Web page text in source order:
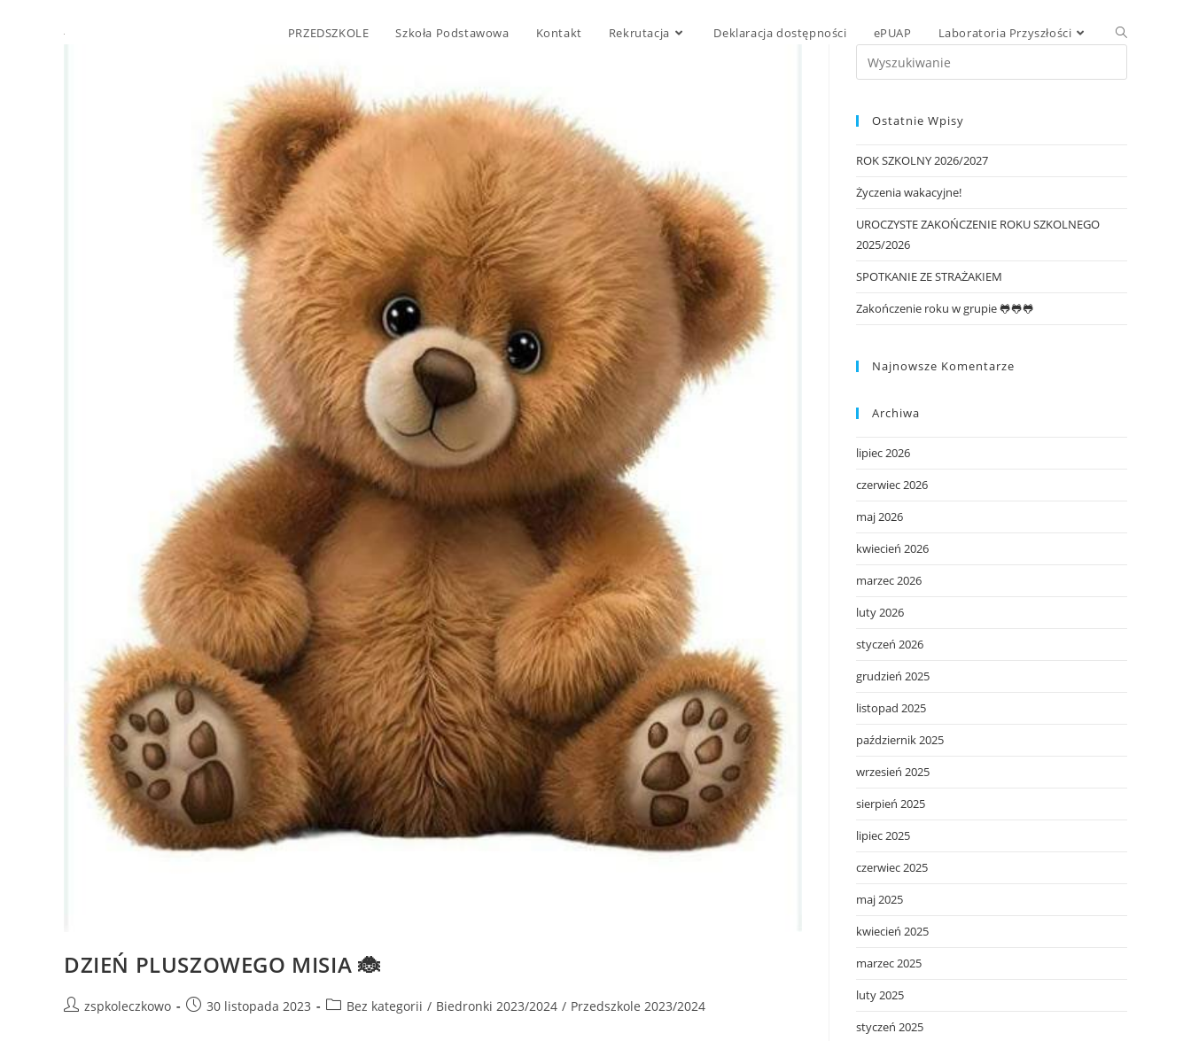
PRZEDSZKOLE Szkoła Podstawowa Kontakt Rekrutacja Deklaracja dostępności ePUAP Laboratoria Przyszłości
DZIEŃ PLUSZOWEGO MISIA 🐞
zspkoleczkowo 30 listopada 2023 Bez kategorii / Biedronki 2023/2024 / Przedszkole 2023/2024
Ostatnie Wpisy
ROK SZKOLNY 2026/2027
Życzenia wakacyjne!
UROCZYSTE ZAKOŃCZENIE ROKU SZKOLNEGO
2025/2026
SPOTKANIE ZE STRAŻAKIEM
Zakończenie roku w grupie 🐸🐸🐸
Najnowsze Komentarze
Archiwa
lipiec 2026
czerwiec 2026
maj 2026
kwiecień 2026
marzec 2026
luty 2026
styczeń 2026
grudzień 2025
listopad 2025
październik 2025
wrzesień 2025
sierpień 2025
lipiec 2025
czerwiec 2025
maj 2025
kwiecień 2025
marzec 2025
luty 2025
styczeń 2025